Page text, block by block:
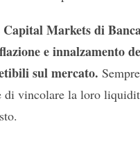
Markets di
e innalzamento
sul mercato.
vincolare la loro